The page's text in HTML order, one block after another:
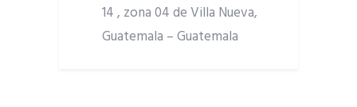
14 , zona 04 de Villa Nueva,
Guatemala – Guatemala